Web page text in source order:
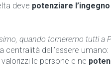
deve potenziare l’ingegno
quando torneremo tutti a
centralità dell’essere
le persone e ne